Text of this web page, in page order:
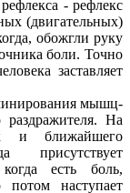
- рефлекс
(двигательных)
обожгли руку
боли. Точно
заставляет
мышц-
раздражителя. На
и ближайшего
присутствует
есть боль,
потом наступает